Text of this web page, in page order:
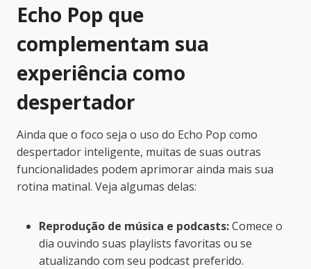
Echo Pop que
complementam sua
experiência como
despertador
Ainda que o foco seja o uso do Echo Pop como
despertador inteligente, muitas de suas outras
funcionalidades podem aprimorar ainda mais sua
rotina matinal. Veja algumas delas:
Reprodução de música e podcasts:Comece o
dia ouvindo suas playlists favoritas ou se
atualizando com seu podcast preferido.